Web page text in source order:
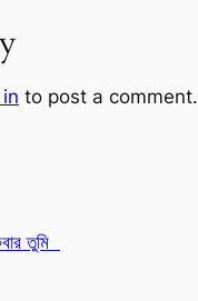
to post a comment.
তুমি